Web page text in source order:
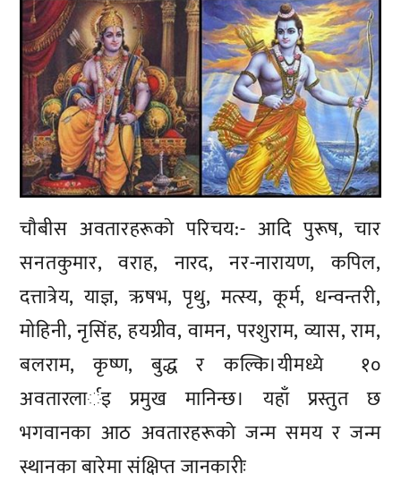
चौबीस अवतारहरूकाे परिचय:- आदि पुरूष, चार
सनतकुमार, वराह, नारद, नर-नारायण, कपिल,
दत्तात्रेय, याज्ञ, ऋषभ, पृथु, मत्स्य, कूर्म, धन्वन्तरी,
मोहिनी, नृसिंह, हयग्रीव, वामन, परशुराम, व्यास, राम,
बलराम, कृष्ण, बुद्ध र कल्कि।यीमध्ये १०
अवतारलार्इ प्रमुख मानिन्छ। यहाँ प्रस्तुत छ
भगवानका आठ अवतारहरूकाे जन्म समय र जन्म
स्थानका बारेमा संक्षिप्त जानकारीः